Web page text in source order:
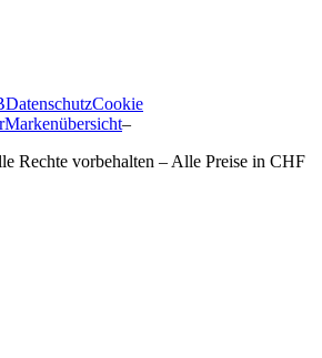
DatenschutzCookie
Markenübersicht–
Rechte vorbehalten – Alle Preise in CHF